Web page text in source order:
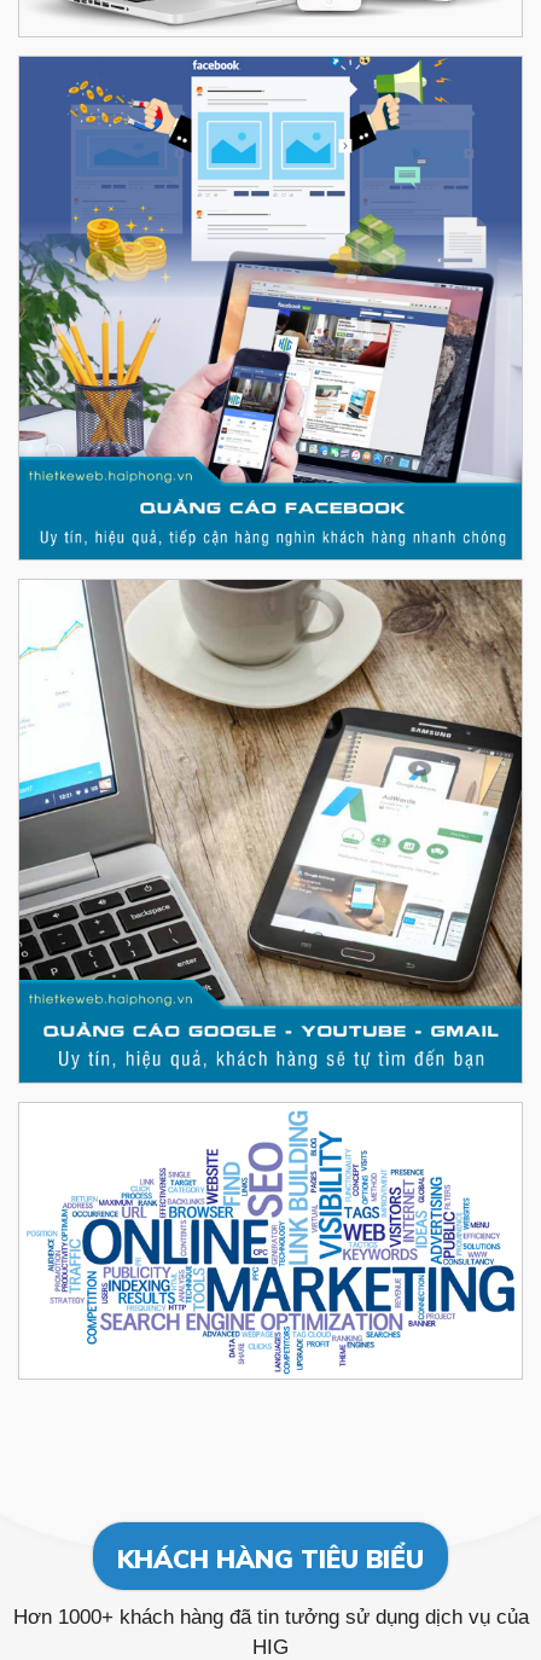
KHÁCH HÀNG TIÊU BIỂU
Hơn 1000+ khách hàng đã tin tưởng sử dụng dịch vụ của
HIG